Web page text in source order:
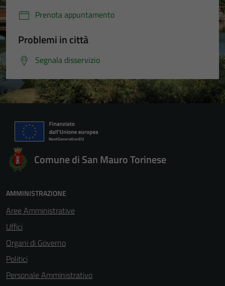
Prenota appuntamento
Problemi in città
Segnala disservizio
Comune di San Mauro Torinese
AMMINISTRAZIONE
Aree Amministrative
Uffici
Organi di Governo
Politici
Personale Amministrativo